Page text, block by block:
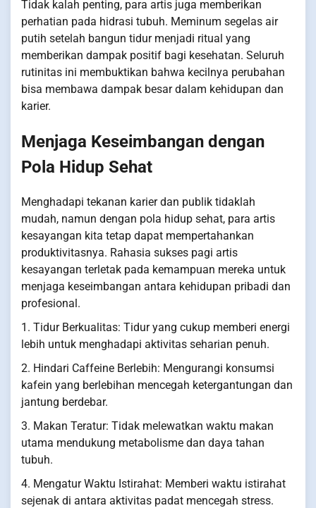
Tidak kalah penting, para artis juga memberikan
perhatian pada hidrasi tubuh. Meminum segelas air
putih setelah bangun tidur menjadi ritual yang
memberikan dampak positif bagi kesehatan. Seluruh
rutinitas ini membuktikan bahwa kecilnya perubahan
bisa membawa dampak besar dalam kehidupan dan
karier.
Menjaga Keseimbangan dengan
Pola Hidup Sehat
Menghadapi tekanan karier dan publik tidaklah
mudah, namun dengan pola hidup sehat, para artis
kesayangan kita tetap dapat mempertahankan
produktivitasnya. Rahasia sukses pagi artis
kesayangan terletak pada kemampuan mereka untuk
menjaga keseimbangan antara kehidupan pribadi dan
profesional.
1. Tidur Berkualitas: Tidur yang cukup memberi energi
lebih untuk menghadapi aktivitas seharian penuh.
2. Hindari Caffeine Berlebih: Mengurangi konsumsi
kafein yang berlebihan mencegah ketergantungan dan
jantung berdebar.
3. Makan Teratur: Tidak melewatkan waktu makan
utama mendukung metabolisme dan daya tahan
tubuh.
4. Mengatur Waktu Istirahat: Memberi waktu istirahat
sejenak di antara aktivitas padat mencegah stress.